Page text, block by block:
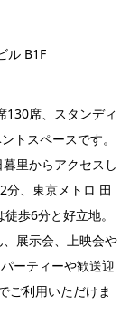
ル B1F
130席、スタンディ
トスペースです。
里からアクセスし
分、東京メトロ 田
歩6分と好立地。
展示会、上映会や
ーティーや歓送迎
ご利用いただけま